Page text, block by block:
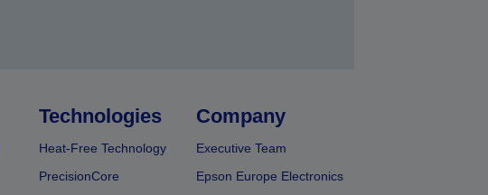
Technologies
Heat-Free Technology
PrecisionCore
Company
Executive Team
Epson Europe Electronics